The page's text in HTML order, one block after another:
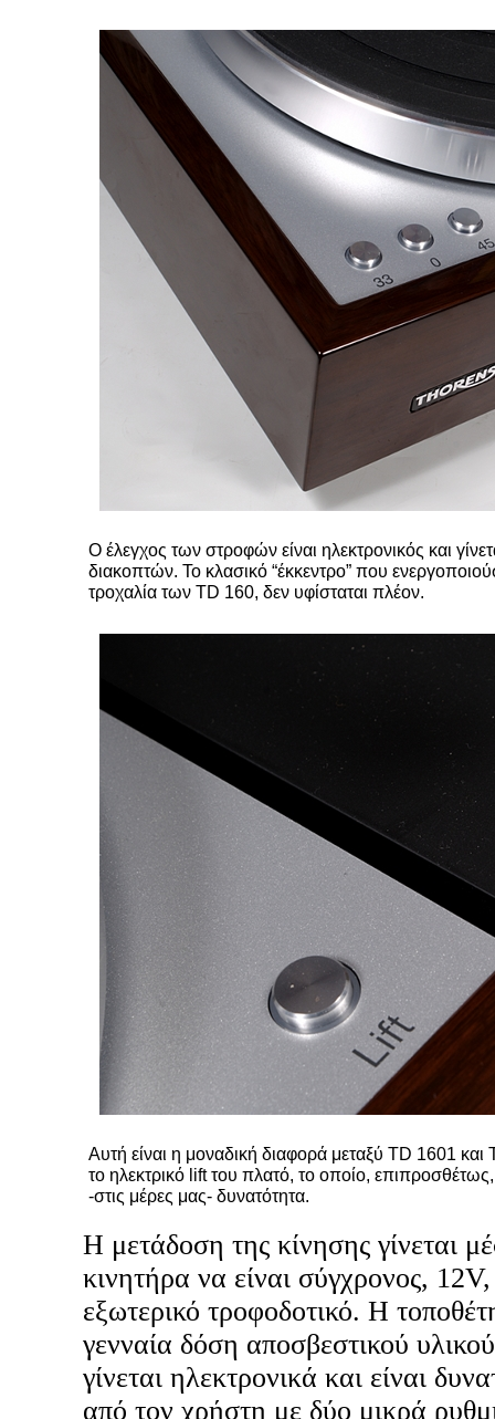
Ο έλεγχος των στροφών είναι ηλεκτρονικός και
διακοπτών. Το κλασικό “έκκεντρο” που
τροχαλία των TD 160, δεν υφίσταται πλέον.
Αυτή είναι η μοναδική διαφορά μεταξύ TD 1601
το ηλεκτρικό lift του πλατό, το οποίο,
-στις μέρες μας- δυνατότητα.
Η μετάδοση της κίνησης γίνεται
κινητήρα να είναι σύγχρονος,
εξωτερικό τροφοδοτικό. Η
γενναία δόση αποσβεστικού
γίνεται ηλεκτρονικά και είναι
από τον χρήστη με δύο μικρά